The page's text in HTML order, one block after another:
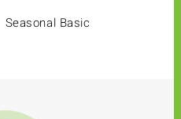
Seasonal Basic